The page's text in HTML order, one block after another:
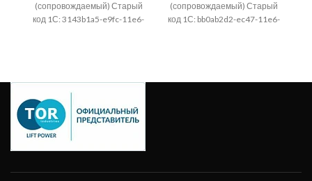
(сопровождаемый) Старый
код 1С: 3143b1a5-e9fc-11e6-
(сопровождаемый) Старый
код 1С: bb0ab2d2-ec47-11e6-